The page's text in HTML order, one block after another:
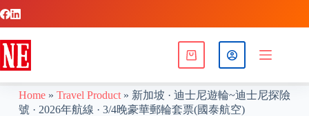
Home» Travel Product» 新加坡 · 迪士尼遊輪~迪士尼探險
號 · 2026年航線 · 3/4晚豪華郵輪套票(國泰航空)